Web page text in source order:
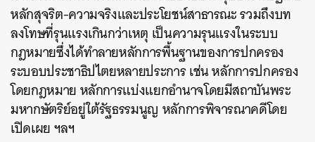
หลักสุจริต-ความจริงและประโยชน์สาธารณะ รวมถึงบท
ลงโทษที่รุนแรงเกินกว่าเหตุ เป็นความรุนแรงในระบบ
กฎหมายซึ่งได้ทำลายหลักการพื้นฐานของการปกครอง
ระบอบประชาธิปไตยหลายประการ เช่น หลักการปกครอง
โดยกฎหมาย หลักการแบ่งแยกอำนาจโดยมีสถาบันพระ
มหากษัตริย์อยู่ใต้รัฐธรรมนูญ หลักการพิจารณาคดีโดย
เปิดเผย ฯลฯ